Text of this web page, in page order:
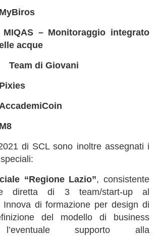
MyBiros
MIQAS – Monitoraggio integrato
acque
Team di Giovani
Pixies
M8
di SCL sono inoltre assegnati i
“Regione Lazio”, consistente
diretta di 3 team/start-up al
Innova di formazione per design di
del modello di business
l’eventuale supporto alla